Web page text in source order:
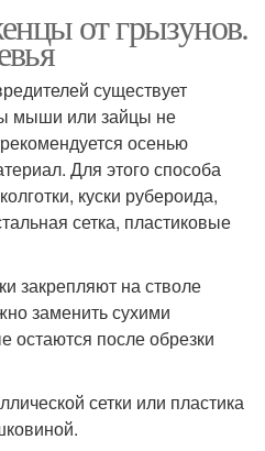
от грызунов.
существует
мыши или зайцы не
осенью
Для этого способа
куски рубероида,
сетка, пластиковые
закрепляют на стволе
заменить сухими
остаются после обрезки
сетки или пластика